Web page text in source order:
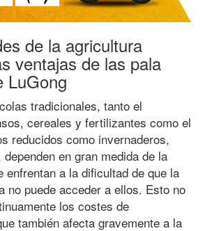
de la agricultura
ventajas de las pala
LuGong
tradicionales, tanto el
cereales y fertilizantes como el
reducidos como invernaderos,
en gran medida de la
enfrentan a la dificultad de que la
no puede acceder a ellos. Esto no
los costes de
también afecta gravemente a la